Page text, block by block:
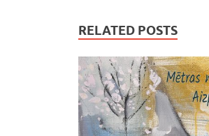
RELATED POSTS